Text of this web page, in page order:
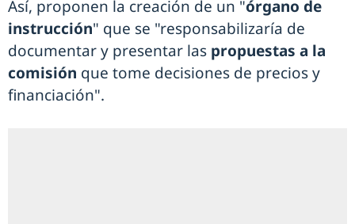
Así, proponen la creación de un "órgano de
instrucción" que se "responsabilizaría de
documentar y presentar las propuestas a la
comisión que tome decisiones de precios y
financiación".